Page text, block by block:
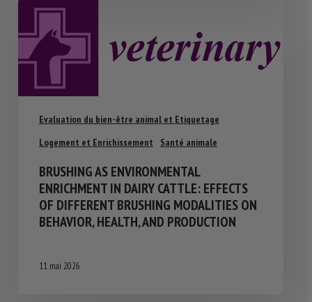
Evaluation du bien-être animal et Etiquetage
Logement et Enrichissement
Santé animale
BRUSHING AS ENVIRONMENTAL
ENRICHMENT IN DAIRY CATTLE: EFFECTS
OF DIFFERENT BRUSHING MODALITIES ON
BEHAVIOR, HEALTH, AND PRODUCTION
11 mai 2026